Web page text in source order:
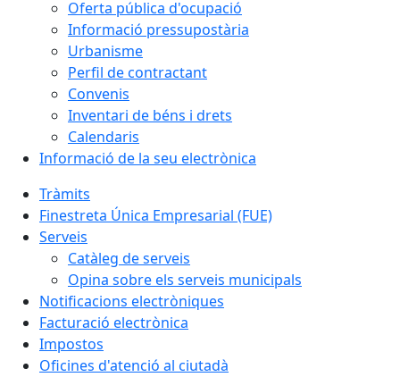
Oferta pública d'ocupació
Informació pressupostària
Urbanisme
Perfil de contractant
Convenis
Inventari de béns i drets
Calendaris
Informació de la seu electrònica
Tràmits
Finestreta Única Empresarial (FUE)
Serveis
Catàleg de serveis
Opina sobre els serveis municipals
Notificacions electròniques
Facturació electrònica
Impostos
Oficines d'atenció al ciutadà